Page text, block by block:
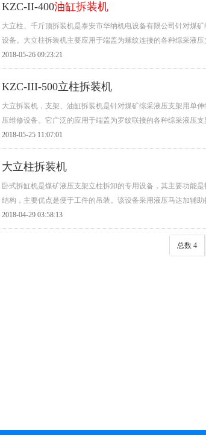
KZC-II-400油缸拆装机
大立柱、千斤顶拆装机是泰安市华纳机电设备有限公司针对煤
设备。大立柱拆装机主要应用于端盖为螺纹连接的各种综采液
2018-05-26 09:23:21
KZC-III-500立柱拆装机
大立拆装机，支架、油缸拆装机是针对煤矿综采液压支架用单
压维修设备。它广泛的应用于端盖为罗纹联接的各种综采液压支
2018-05-25 11:07:01
大立柱拆装机
卧式拆缸机是煤矿液压支架立柱拆卸的专用设备，其主要功能
结构，主要优点是便于工件的吊装。该设备采用液压马达加辅
2018-04-29 03:58:13
总数 4